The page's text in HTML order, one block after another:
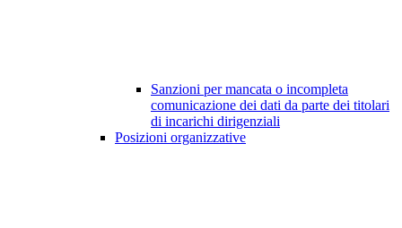
Sanzioni per mancata o incompleta
comunicazione dei dati da parte dei titolari
di incarichi dirigenziali
Posizioni organizzative